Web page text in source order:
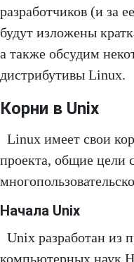
разработчиков (и за
будут изложены
а также обсудим
дистрибутивы Linux.
Корни в Unix
Linux имеет свои
проекта, общие цели
Начала Unix
Unix разработан из
компьютерных наук